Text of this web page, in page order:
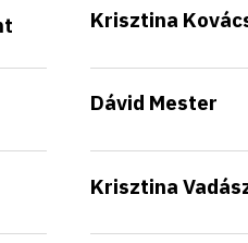
Krisztina
Dávid Mester
Krisztina